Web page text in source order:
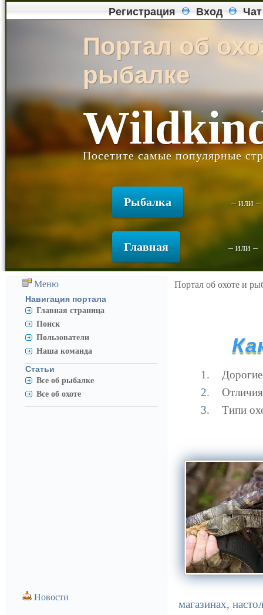
Регистрация Вход
Портал об
рыбалке
Посетите самые популярные
Рыбалка – или
Главная – или –
Меню
Навигация портала
Главная страница
Поиск
Пользователи
Наша команда
Статьи
Все об рыбалке
Все об охоте
Новости
Портал об охоте и
Типи
магазинах,